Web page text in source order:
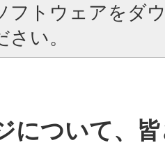
フトウェアをダ
い。
について、